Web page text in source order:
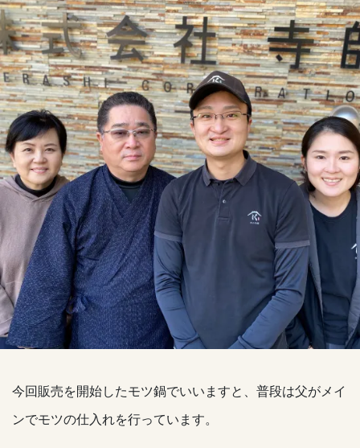
今回販売を開始したモツ鍋でいいますと、普段は父がメイ
ンでモツの仕入れを行っています。